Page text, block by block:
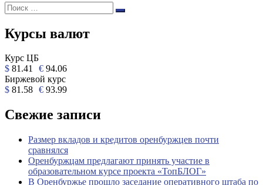
Поиск:
Поиск
Курсы валют
Курс ЦБ
$ 81.41 € 94.06
Биржевой курс
$ 81.58 € 93.99
Свежие записи
Размер вкладов и кредитов оренбуржцев почти
сравнялся
Оренбуржцам предлагают принять участие в
образовательном курсе проекта «ТопБЛОГ»
В Оренбуржье прошло заседание оперативного штаба по